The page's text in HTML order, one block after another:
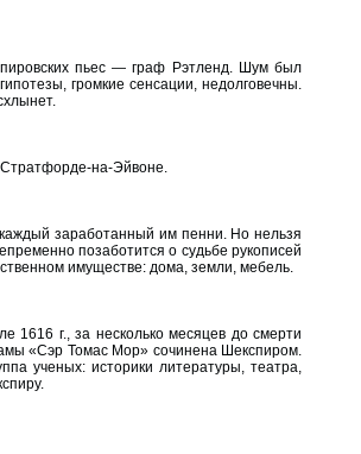
пьес — граф Рэтленд. Шум был
громкие сенсации, недолговечны.
на-Эйвоне.
заработанный им пенни. Но нельзя
позаботится о судьбе рукописей
имуществе: дома, земли, мебель.
г., за несколько месяцев до смерти
«Сэр Томас Мор» сочинена Шекспиром.
ученых: историки литературы, театра,